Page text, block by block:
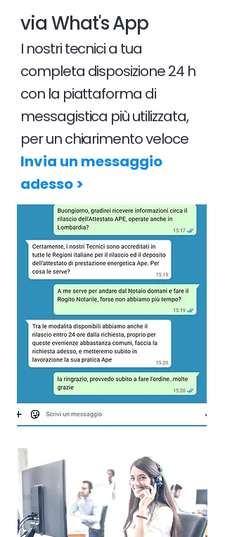
via What's App
I nostri tecnici a tua
completa disposizione 24 h
con la piattaforma di
messagistica più utilizzata,
per un chiarimento veloce
Invia un messaggio
adesso >